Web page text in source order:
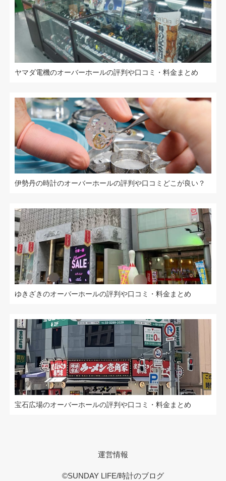
ヤマダ電機のオーバーホールの評判や口コミ・料金まとめ
伊勢丹の時計のオーバーホールの評判や口コミどこが良い？
ゆきざきのオーバーホールの評判や口コミ・料金まとめ
宝石広場のオーバーホールの評判や口コミ・料金まとめ
運営情報
©SUNDAY LIFE/時計のブログ